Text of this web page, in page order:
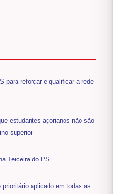
para reforçar e qualificar a rede
estudantes açorianos não são
superior
Terceira do PS
aplicado em todas as